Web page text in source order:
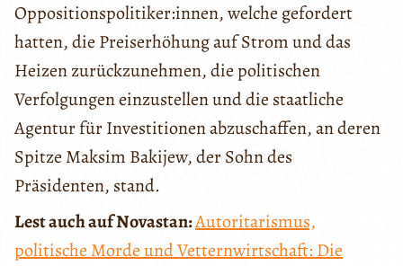
Oppositionspolitiker:innen, welche gefordert
hatten, die Preiserhöhung auf Strom und das
Heizen zurückzunehmen, die politischen
Verfolgungen einzustellen und die staatliche
Agentur für Investitionen abzuschaffen, an deren
Spitze Maksim Bakijew, der Sohn des
Präsidenten, stand.
Lest auch auf Novastan:Autoritarismus,
politische Morde und Vetternwirtschaft: Die